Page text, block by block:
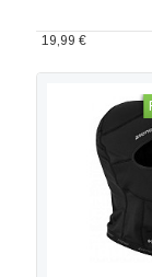
19,99 €